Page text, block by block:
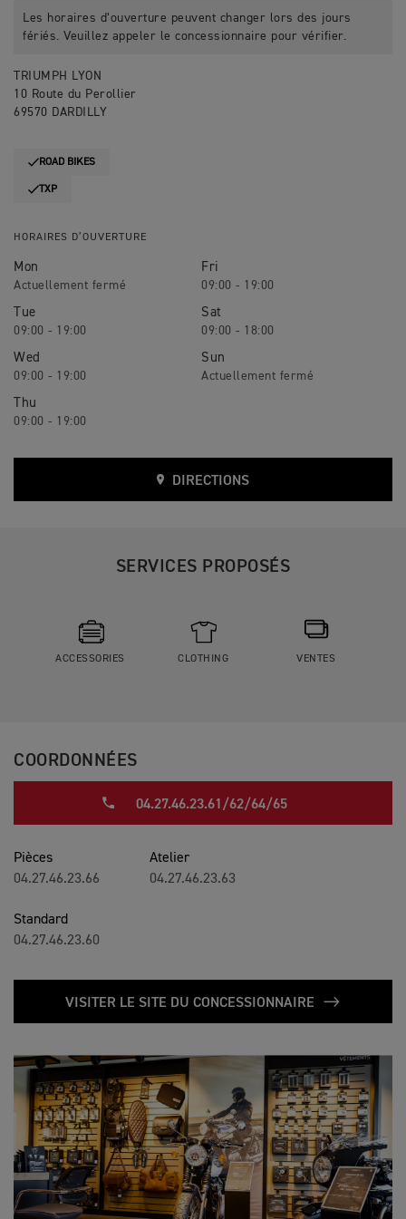
Les horaires d’ouverture peuvent changer lors des jours
fériés. Veuillez appeler le concessionnaire pour vérifier.
TRIUMPH LYON
10 Route du Perollier
69570 DARDILLY
ROAD BIKES
TXP
HORAIRES D’OUVERTURE
Mon
Tue
09:00 - 19:00
Wed
09:00 - 19:00
Thu
09:00 - 19:00
Fri
09:00 - 19:00
Sat
09:00 - 18:00
Sun
DIRECTIONS
SERVICES PROPOSÉS
ACCESSORIES CLOTHING VENTES
COORDONNÉES
04.27.46.23.61/62/64/65
Pièces
04.27.46.23.66
Atelier
04.27.46.23.63
Standard
04.27.46.23.60
VISITER LE SITE DU CONCESSIONNAIRE